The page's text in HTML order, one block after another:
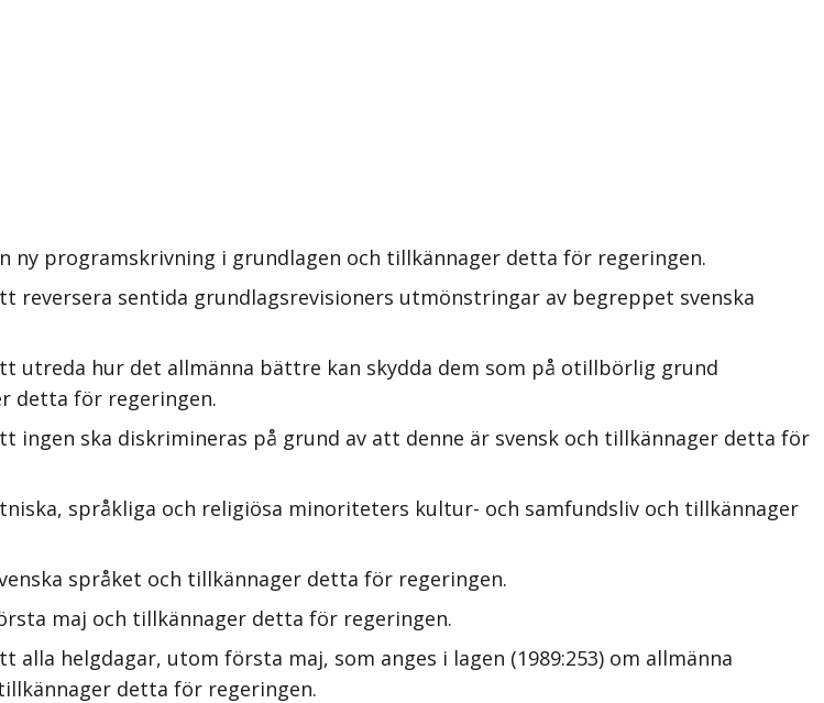
ny programskrivning i grundlagen och tillkännager detta för regeringen.
reversera sentida grundlagsrevisioners utmönstringar av begreppet svenska
utreda hur det allmänna bättre kan skydda dem som på otillbörlig grund
detta för regeringen.
ingen ska diskrimineras på grund av att denne är svensk och tillkännager detta för
språkliga och religiösa minoriteters kultur- och samfundsliv och tillkännager
språket och tillkännager detta för regeringen.
maj och tillkännager detta för regeringen.
helgdagar, utom första maj, som anges i lagen (1989:253) om allmänna
detta för regeringen.